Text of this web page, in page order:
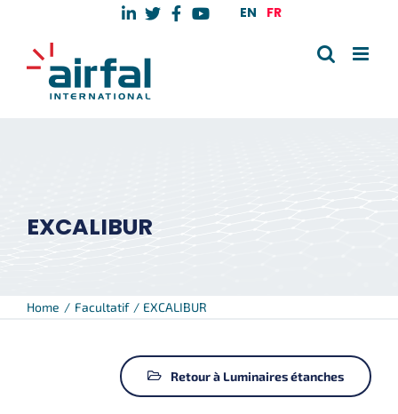
content
EN FR
EXCALIBUR
Home Facultatif EXCALIBUR
Retour à Luminaires étanches